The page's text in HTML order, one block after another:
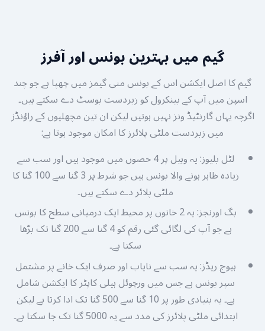
گیم میں بہترین بونس اور آفرز
گیم کا اصل ایکشن اس کے بونس منی گیمز میں چھپا ہے جو چند
اسپن میں آپ کے بینکرول کو زبردست بوسٹ دے سکتے ہیں۔
اگرچہ یہاں گارنٹیڈ ونز نہیں ہوتیں لیکن ان تین مچھلیوں کے راؤنڈز
میں زبردست ملٹی پلائرز کا امکان موجود ہوتا ہے:
لٹل بلیوز: یہ وہیل پر 4 حصوں میں موجود ہیں اور سب سے
زیادہ ظاہر ہونے والا بونس ہیں جو شرط پر 3 گنا سے 100 گنا کا
ملٹی پلائر دے سکتے ہیں۔
بگ اورنجز: یہ 2 خانوں پر محیط ایک درمیانی سطح کا بونس
ہے جو آپ کی لگائی گئی رقم کو 4 گنا سے 200 گنا تک بڑھا
سکتا ہے۔
ہیوج ریڈز: یہ سب سے نایاب اور صرف ایک خانے پر مشتمل
سپر بونس ہے جس میں ورچوئل ہیلی کاپٹر کا ایکشن شامل
ہے۔ یہ بنیادی طور پر 10 گنا سے 500 گنا تک ادا کرتا ہے لیکن
ابتدائی ملٹی پلائرز کی مدد سے یہ 5000 گنا تک جا سکتا ہے۔